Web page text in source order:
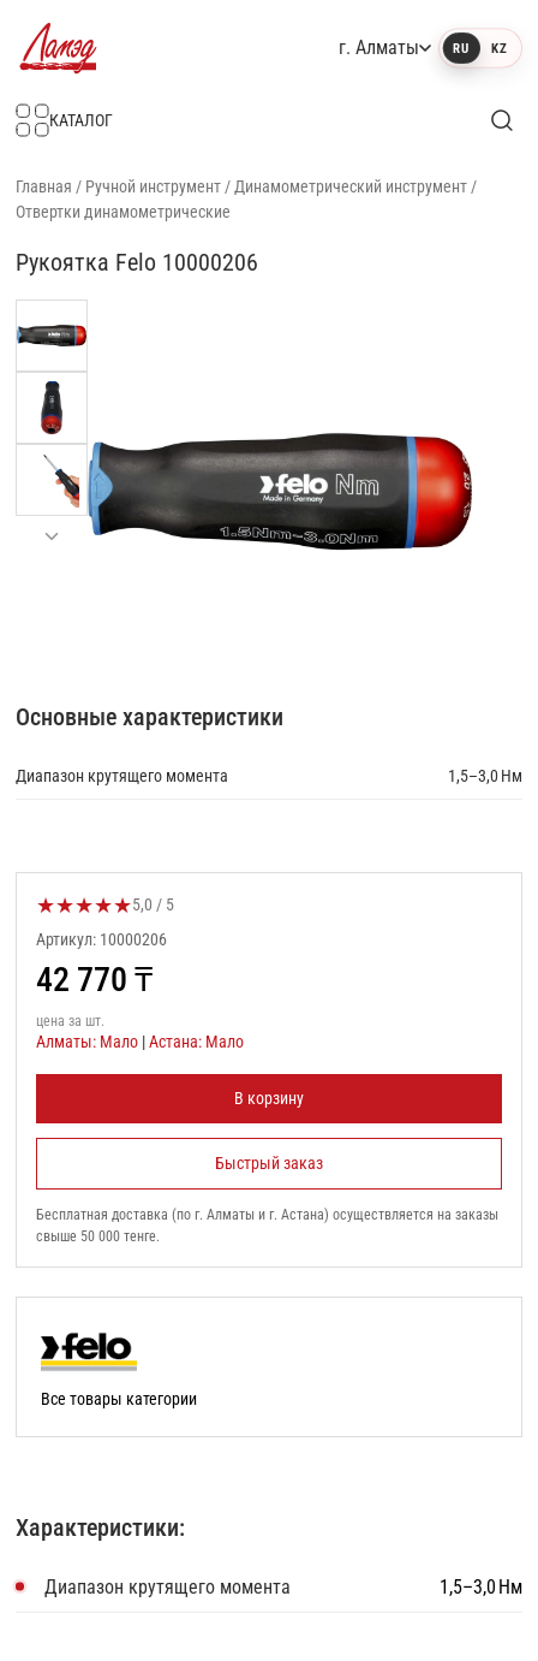
г. Алматы RU KZ
КАТАЛОГ
Главная / Ручной инструмент / Динамометрический инструмент /
Отвертки динамометрические
Рукоятка Felo 10000206
Основные характеристики
Диапазон крутящего момента 1,5–3,0 Нм
Характеристики:
Диапазон крутящего момента 1,5–3,0 Нм
★★★★★Оценка товара:
5,0 / 5
Артикул: 10000206
42 770 ₸
цена за шт.
Алматы: Мало |Астана: Мало
В корзину
Быстрый заказ
Бесплатная доставка (по г. Алматы и г. Астана) осуществляется на заказы
свыше 50 000 тенге.
Все товары категории